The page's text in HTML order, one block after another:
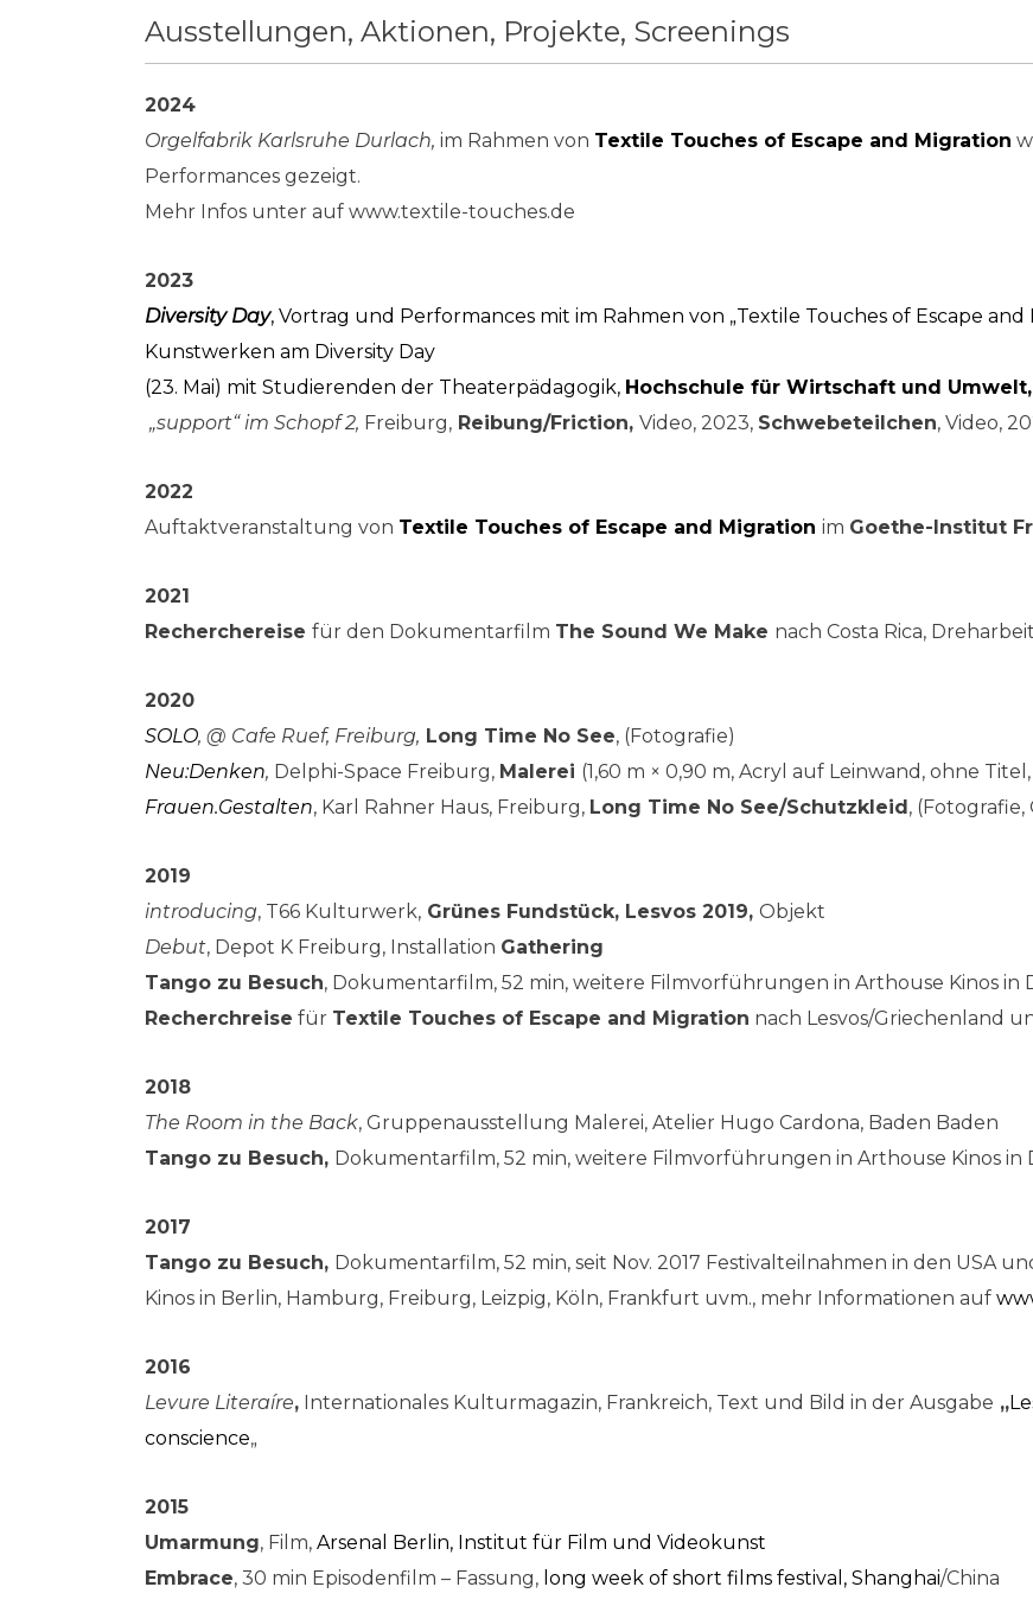
Ausstellungen, Aktionen, Projekte, Screenings
2024
Orgelfabrik Karlsruhe Durlach, im Rahmen von Textile Touches of Escape and Migration
Performances gezeigt.
Mehr Infos unter auf www.textile-touches.de
2023
Diversity Day, Vortrag und Performances mit im Rahmen von „Textile Touches of Escape
Kunstwerken am Diversity Day
(23. Mai) mit Studierenden der Theaterpädagogik, Hochschule für Wirtschaft und
„support“ im Schopf 2, Freiburg, Reibung/Friction,Video, 2023, Schwebeteilchen, Video,
2022
Auftaktveranstaltung von Textile Touches of Escape and Migrationim Goethe-Institut
2021
Recherchereisefür den Dokumentarfilm The Sound We Make nach Costa Rica,
2020
SOLO, @ Cafe Ruef, Freiburg, Long Time No See, (Fotografie)
Neu:Denken, Delphi-Space Freiburg, Malerei (1,60 m × 0,90 m, Acryl auf Leinwand, ohne
Frauen.Gestalten, Karl Rahner Haus, Freiburg, Long Time No See/Schutzkleid , (Fotografie,
2019
introducing, T66 Kulturwerk, Grünes Fundstück, Lesvos 2019,Objekt
Debut, Depot K Freiburg, Installation Gathering
Tango zu Besuch, Dokumentarfilm, 52 min, weitere Filmvorführungen in Arthouse Kinos
Recherchreise für Textile Touches of Escape and Migration nach Lesvos/Griechenland
2018
The Room in the Back, Gruppenausstellung Malerei, Atelier Hugo Cardona, Baden Baden
Tango zu Besuch, Dokumentarfilm, 52 min, weitere Filmvorführungen in Arthouse Kinos
2017
Tango zu Besuch, Dokumentarfilm, 52 min, seit Nov. 2017 Festivalteilnahmen in den USA
Kinos in Berlin, Hamburg, Freiburg, Leizpig, Köln, Frankfurt uvm., mehr Informationen auf
2016
Levure Literaíre, Internationales Kulturmagazin, Frankreich, Text und Bild in der Ausgabe „
conscience„
2015
Umarmung, Film,Arsenal Berlin, Institut für Film und Videokunst
Embrace, 30 min Episodenfilm – Fassung, long week of short films festival, Shanghai/China